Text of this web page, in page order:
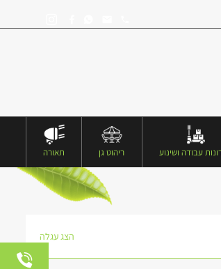
עבודה ושינוע ריהוט גן תאורה
הצג עגלה